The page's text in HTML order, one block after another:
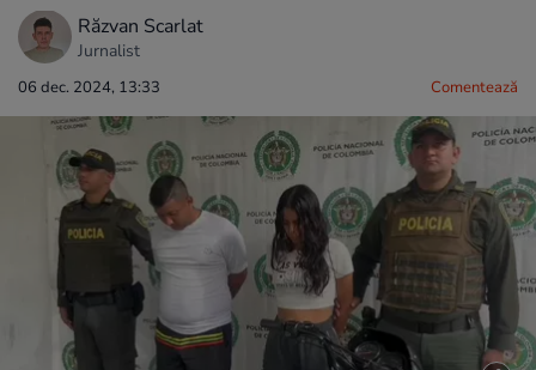
Răzvan Scarlat
Jurnalist
06 dec. 2024, 13:33 Comentează